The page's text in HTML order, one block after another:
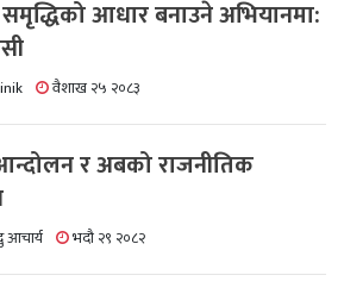
आधार बनाउने अभियानमा:
वैशाख २५ २०८३
र अबको राजनीतिक
आचार्य भदौ २९ २०८२